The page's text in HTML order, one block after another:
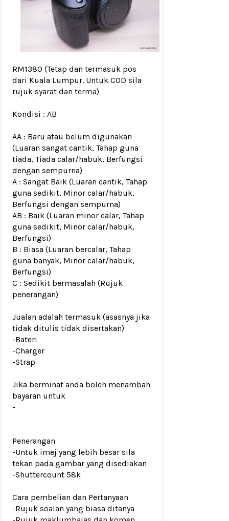
RM1380 (Tetap dan termasuk pos
dari Kuala Lumpur. Untuk COD sila
rujuk syarat dan terma)
Kondisi : AB
AA : Baru atau belum digunakan
(Luaran sangat cantik, Tahap guna
tiada, Tiada calar/habuk, Berfungsi
dengan sempurna)
A : Sangat Baik (Luaran cantik, Tahap
guna sedikit, Minor calar/habuk,
Berfungsi dengan sempurna)
AB : Baik (Luaran minor calar, Tahap
guna sedikit, Minor calar/habuk,
Berfungsi)
B : Biasa (Luaran bercalar, Tahap
guna banyak, Minor calar/habuk,
Berfungsi)
C : Sedikit bermasalah (Rujuk
penerangan)
Jualan adalah termasuk (asasnya jika
tidak ditulis tidak disertakan)
-Bateri
-Charger
-Strap
Jika berminat anda boleh menambah
bayaran untuk
-
Penerangan
-Untuk imej yang lebih besar sila
tekan pada gambar yang disediakan
-Shuttercount 58k
Cara pembelian dan Pertanyaan
-Rujuk soalan yang biasa ditanya